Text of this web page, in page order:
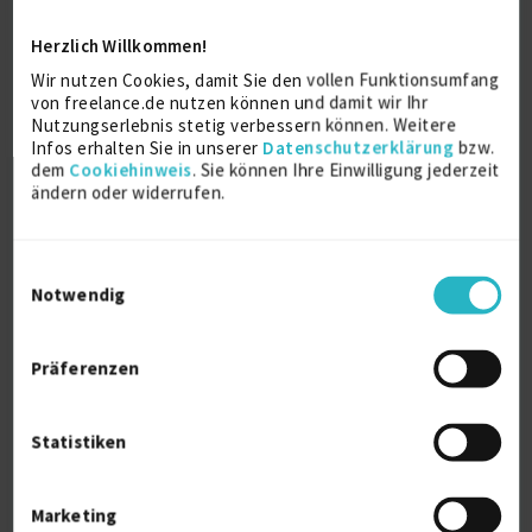
Herzlich Willkommen!
Wir nutzen Cookies, damit Sie den vollen Funktionsumfang
von freelance.de nutzen können und damit wir Ihr
Nutzungserlebnis stetig verbessern können. Weitere
Infos erhalten Sie in unserer Datenschutzerklärung bzw.
dem Cookiehinweis. Sie können Ihre Einwilligung jederzeit
ändern oder widerrufen.
Notwendig
Präferenzen
Statistiken
Marketing
Mechnical Designer - UAV/ Bodenstation
(m/w/d)
Firmenname:für EXPERT-Mitglieder sichtbar
D8
Ähnliche Projekte
Programmierwerkzeuge Projekte für
Freiberufler